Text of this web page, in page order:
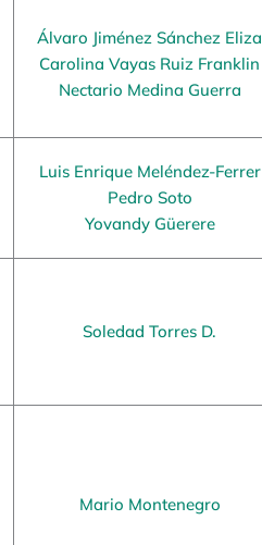
Álvaro Jiménez Sánchez Eliza
Carolina Vayas Ruiz Franklin
Nectario Medina Guerra
Luis Enrique Meléndez-Ferrer
Pedro Soto
Yovandy Güerere
Soledad Torres D.
Mario Montenegro